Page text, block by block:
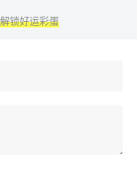
解锁好运彩蛋